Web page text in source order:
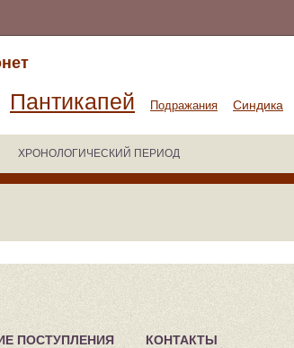
Пантикапей Подражания Синдика
ХРОНОЛОГИЧЕСКИЙ ПЕРИОД
ПОСТУПЛЕНИЯ КОНТАКТЫ